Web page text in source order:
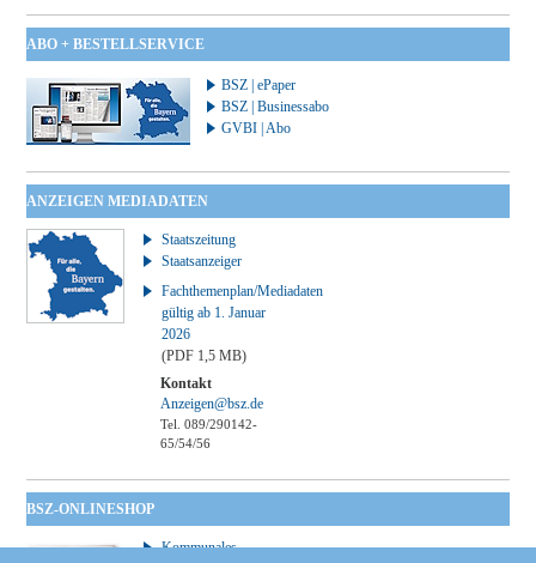
ABO + BESTELLSERVICE
BSZ | ePaper
BSZ | Businessabo
GVBI | Abo
ANZEIGEN MEDIADATEN
Staatszeitung
Staatsanzeiger
Fachthemenplan/Mediadaten
gültig ab 1. Januar
2026
(PDF 1,5 MB)
Kontakt
Anzeigen@bsz.de
Tel. 089/290142-
65/54/56
BSZ-ONLINESHOP
Kommunales